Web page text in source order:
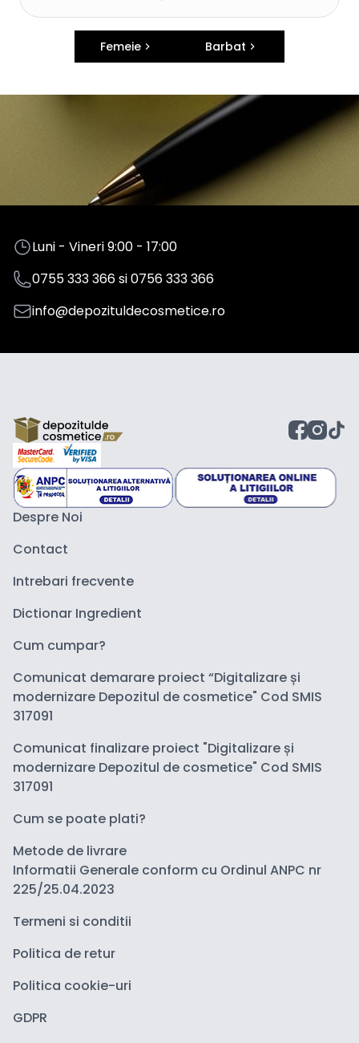
Femeie Barbat
Luni - Vineri 9:00 - 17:00
0755 333 366si0756 333 366
info@depozituldecosmetice.ro
Despre Noi
Contact
Intrebari frecvente
Dictionar Ingredient
Cum cumpar?
Comunicat demarare proiect “Digitalizare și
modernizare Depozitul de cosmetice" Cod SMIS
317091
Comunicat finalizare proiect "Digitalizare și
modernizare Depozitul de cosmetice" Cod SMIS
317091
Cum se poate plati?
Metode de livrare
Informatii Generale conform cu Ordinul ANPC nr
225/25.04.2023
Termeni si conditii
Politica de retur
Politica cookie-uri
GDPR